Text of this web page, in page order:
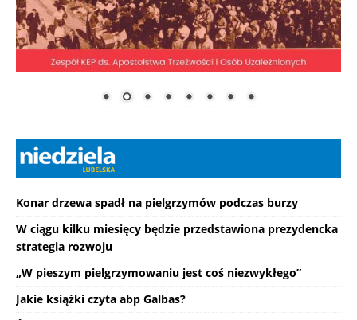
Konar drzewa spadł na pielgrzymów podczas burzy
W ciągu kilku miesięcy będzie przedstawiona prezydencka
strategia rozwoju
„W pieszym pielgrzymowaniu jest coś niezwykłego”
Jakie książki czyta abp Galbas?